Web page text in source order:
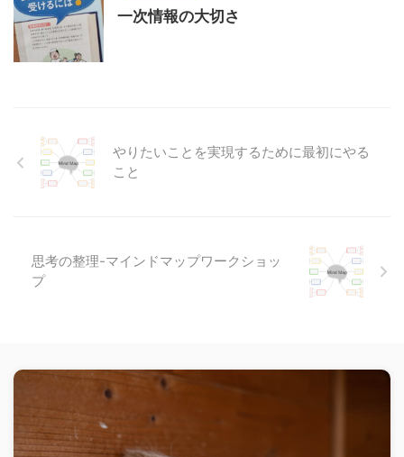
一次情報の大切さ
やりたいことを実現するために最初にやる
こと
思考の整理-マインドマップワークショッ
プ